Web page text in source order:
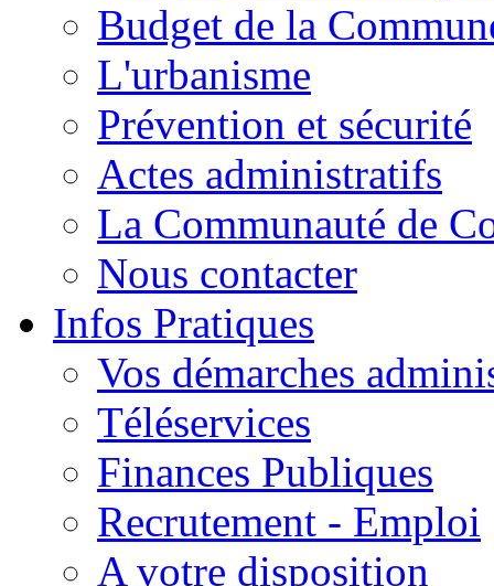
Budget de la
L'urbanisme
Prévention et sécurité
Actes administratifs
La Communauté de
Nous contacter
Infos Pratiques
Vos démarches
Téléservices
Finances Publiques
Recrutement - Emploi
A votre disposition